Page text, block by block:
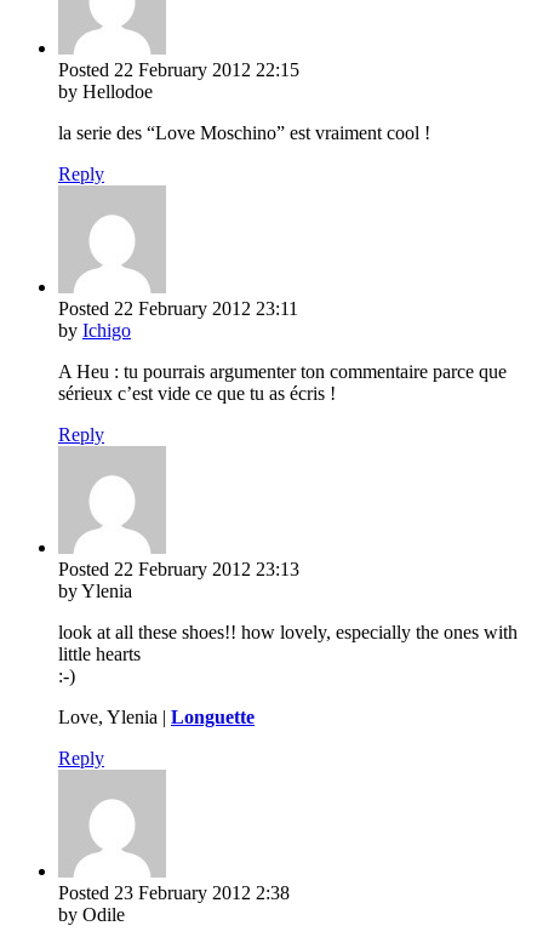
Posted 22 February 2012 22:15
by Hellodoe
la serie des “Love Moschino” est vraiment cool !
Reply
Posted 22 February 2012 23:11
by Ichigo
A Heu : tu pourrais argumenter ton commentaire parce que
sérieux c’est vide ce que tu as écris !
Reply
Posted 22 February 2012 23:13
by Ylenia
look at all these shoes!! how lovely, especially the ones with
little hearts
:-)
Love, Ylenia | Longuette
Reply
Posted 23 February 2012 2:38
by Odile